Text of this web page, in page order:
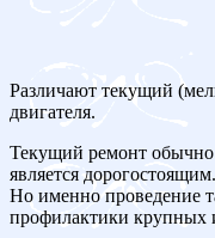
Различают текущий
двигателя.
Текущий ремонт
является дорогостоящим.
Но именно проведение
профилактики крупных